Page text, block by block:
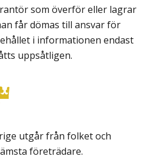
som överför eller lagrar
får dömas till ansvar för
i informationen endast
uppsåtligen.
utgår från folket och
företrädare.